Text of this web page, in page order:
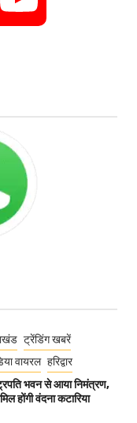
ट्रेंडिंग खबरें
वायरल हरिद्वार
भवन से आया निमंत्रण,
होंगी वंदना कटारिया